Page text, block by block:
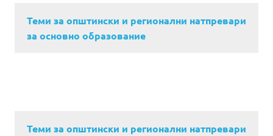
Теми за општински и регионални натпревари
за основно образование
Теми за општински и регионални натпревари